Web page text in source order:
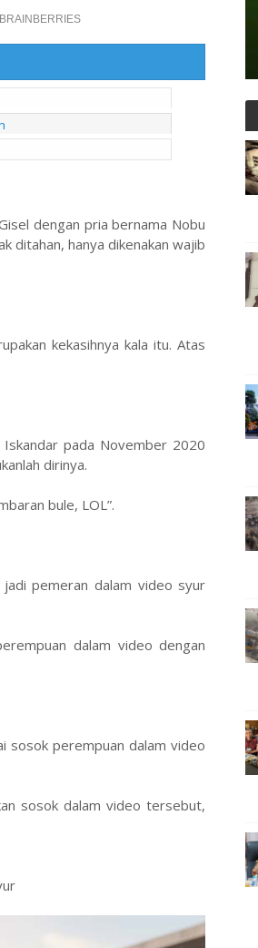
dengan pria bernama Nobu
ditahan, hanya dikenakan wajib
kekasihnya kala itu. Atas
pada November 2020
dirinya.
bule, LOL”.
pemeran dalam video syur
dalam video dengan
sosok perempuan dalam video
sosok dalam video tersebut,